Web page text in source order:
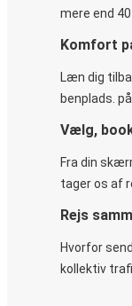
mere end 40
Komfort
Læn dig
benplads.
Vælg,
Fra din
tager os af
Rejs
Hvorfor
kollektiv